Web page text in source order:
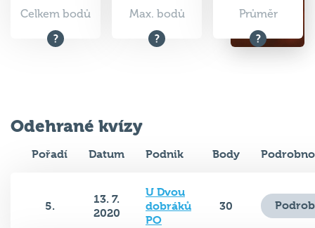
Celkem bodů Max. bodů Průměr
Odehrané kvízy
Pořadí Datum Podnik Body
5.
13. 7.
2020
U Dvou
dobráků
PO
30